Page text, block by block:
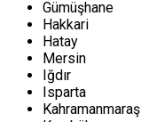
Gümüşhane
Hakkari
Hatay
Mersin
Iğdır
Isparta
Kahramanmaraş